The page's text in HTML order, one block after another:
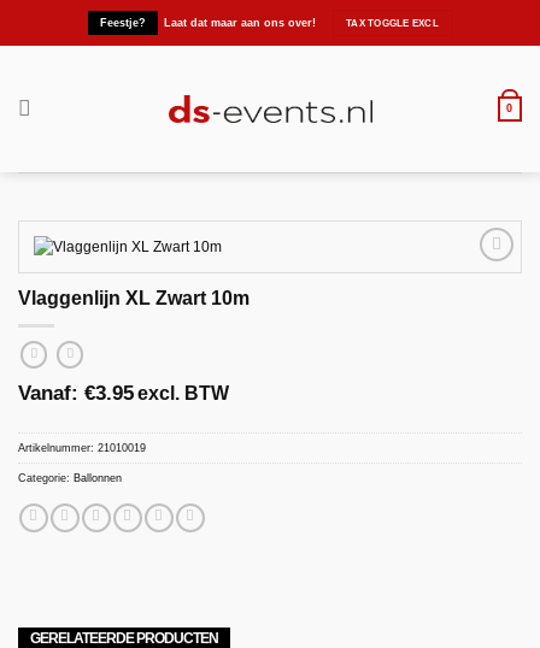
Feestje? Laat dat maar aan ons over!
0
Vlaggenlijn XL Zwart 10m
Vanaf: €3.95excl. BTW
Artikelnummer: 21010019
Categorie: Ballonnen
GERELATEERDE PRODUCTEN